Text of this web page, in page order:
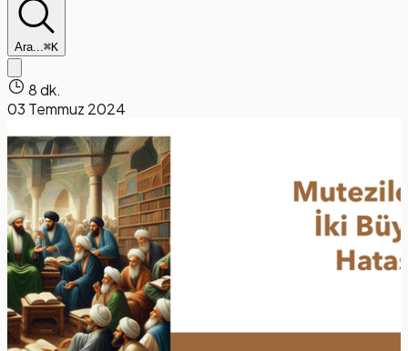
Ara...⌘K
8 dk.
03 Temmuz 2024